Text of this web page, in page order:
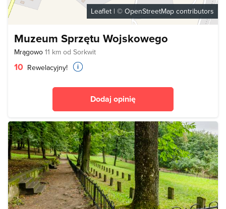
Leaflet | © OpenStreetMap contributors
Muzeum Sprzętu Wojskowego
Mrągowo 11 km od Sorkwit
10 Rewelacyjny!
Dodaj opinię